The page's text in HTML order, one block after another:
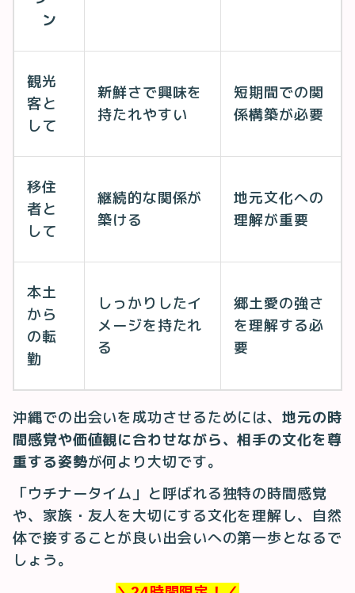
ン
観光
客と
して
新鮮さで興味を
持たれやすい
短期間での関
係構築が必要
移住
者と
して
継続的な関係が
築ける
地元文化への
理解が重要
本土
から
の転
勤
しっかりしたイ
メージを持たれ
る
郷土愛の強さ
を理解する必
要
沖縄での出会いを成功させるためには、地元の時
間感覚や価値観に合わせながら、相手の文化を尊
重する姿勢が何より大切です。
「ウチナータイム」と呼ばれる独特の時間感覚
や、家族・友人を大切にする文化を理解し、自然
体で接することが良い出会いへの第一歩となるで
しょう。